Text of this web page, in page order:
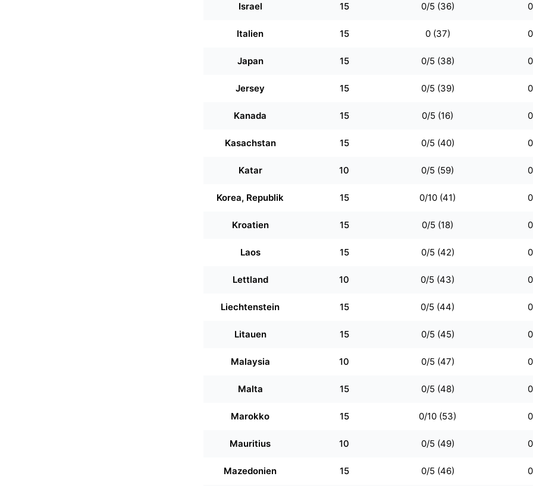
Israel 15 0/5 (36) 0
Italien 15 0 (37) 0
Japan 15 0/5 (38) 0
Jersey 15 0/5 (39) 0
Kanada 15 0/5 (16) 0
Kasachstan 15 0/5 (40) 0
Katar 10 0/5 (59) 0
Korea, Republik 15 0/10 (41) 0
Kroatien 15 0/5 (18) 0
Laos 15 0/5 (42) 0
Lettland 10 0/5 (43) 0
Liechtenstein 15 0/5 (44) 0
Litauen 15 0/5 (45) 0
Malaysia 10 0/5 (47) 0
Malta 15 0/5 (48) 0
Marokko 15 0/10 (53) 0
Mauritius 10 0/5 (49) 0
Mazedonien 15 0/5 (46) 0